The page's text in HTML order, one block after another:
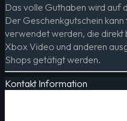
Das volle Guthaben wird
Der Geschenkgutschein
verwendet werden, die
Xbox Video und anderen
Shops getätigt werden.
Kontakt Information